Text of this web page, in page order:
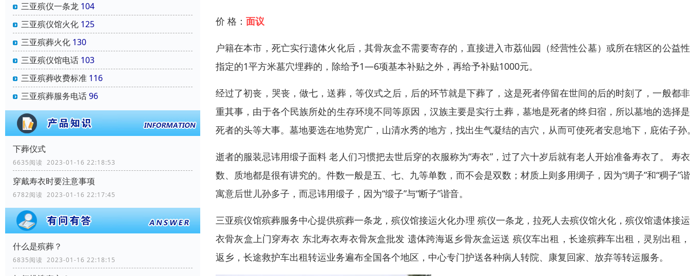
三亚殡仪一条龙 104
三亚殡仪馆火化 125
三亚殡葬火化 130
三亚殡仪馆电话 103
三亚殡葬收费标准 116
三亚殡葬服务电话96
下葬仪式
6635阅读 2023-01-16 22:18:53
穿戴寿衣时要注意事项
6782阅读 2023-01-16 22:17:45
什么是殡葬？
6835阅读 2023-01-16 22:18:15
价 格： 面议
户籍在本市，死亡实行遗体火化后，其骨灰盒不需要寄存的，直接进入市荔仙园（经营性公墓）或所在辖区的公益
指定的1平方米墓穴埋葬的，除给予1―6项基本补贴之外，再给予补贴1000元。
经过了初丧，哭丧，做七，送葬，等仪式之后，后的环节就是下葬了，这是死者停留在世间的后的时刻了，一般都
重其事，由于各个民族所处的生存环境不同等原因，汉族主要是实行土葬，墓地是死者的终归宿，所以墓地的选择
死者的头等大事。墓地要选在地势宽广，山清水秀的地方，找出生气凝结的吉穴，从而可使死者安息地下，庇佑子孙
逝者的服装忌讳用缎子面料 老人们习惯把去世后穿的衣服称为“寿衣”，过了六十岁后就有老人开始准备寿衣了。 寿
数、质地都是很有讲究的。件数一般是五、七、九等单数，而不会是双数；材质上则多用绸子，因为“绸子”和“稠子”
寓意后世儿孙多子，而忌讳用缎子，因为“缎子”与“断子”谐音。
三亚殡仪馆殡葬服务中心提供殡葬一条龙，殡仪馆接运火化办理 殡仪一条龙，拉死人去殡仪馆火化，殡仪馆遗体接
衣骨灰盒上门穿寿衣 东北寿衣寿衣骨灰盒批发 遗体跨海返乡骨灰盒运送 殡仪车出租，长途殡葬车出租，灵别出租
返乡，长途救护车出租转运业务遍布全国各个地区，中心专门护送各种病人转院、康复回家、放弃等转运服务。